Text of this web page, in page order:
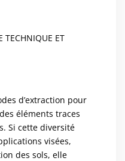
TECHNIQUE ET
d’extraction pour
éléments traces
Si cette diversité
visées,
des sols, elle